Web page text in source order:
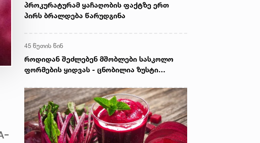
პროკურატურამ ყაჩაღობის ფაქტზე ერთ
პირს ბრალდება წარუდგინა
45 წუთის წინ
როდიდან შეძლებენ მშობლები სასკოლო
ფორმების ყიდვას - ცნობილია ზუსტი